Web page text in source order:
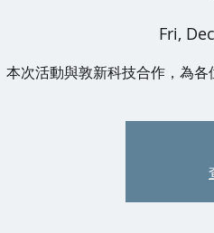
Fri,
本次活動與敦新科技合作，為